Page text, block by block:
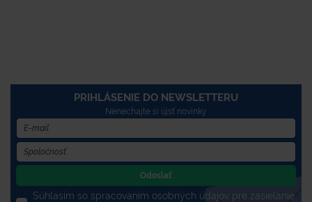
PRIHLÁSENIE DO NEWSLETTERU
Nenechajte si újsť novinky
Odoslať
Súhlasím so spracovaním osobných údajov pre zasielanie